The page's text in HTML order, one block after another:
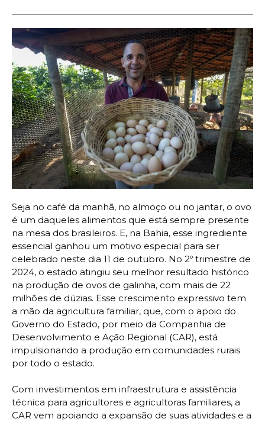
Seja no café da manhã, no almoço ou no jantar, o ovo
é um daqueles alimentos que está sempre presente
na mesa dos brasileiros. E, na Bahia, esse ingrediente
essencial ganhou um motivo especial para ser
celebrado neste dia 11 de outubro. No 2º trimestre de
2024, o estado atingiu seu melhor resultado histórico
na produção de ovos de galinha, com mais de 22
milhões de dúzias. Esse crescimento expressivo tem
a mão da agricultura familiar, que, com o apoio do
Governo do Estado, por meio da Companhia de
Desenvolvimento e Ação Regional (CAR), está
impulsionando a produção em comunidades rurais
por todo o estado.
Com investimentos em infraestrutura e assistência
técnica para agricultores e agricultoras familiares, a
CAR vem apoiando a expansão de suas atividades e a